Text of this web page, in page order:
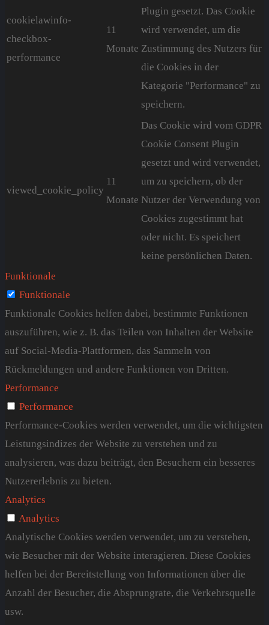
cookielawinfo-
checkbox-
performance
11
Monate
Plugin gesetzt. Das Cookie
wird verwendet, um die
Zustimmung des Nutzers für
die Cookies in der
Kategorie "Performance" zu
speichern.
viewed_cookie_policy
11
Monate
Das Cookie wird vom GDPR
Cookie Consent Plugin
gesetzt und wird verwendet,
um zu speichern, ob der
Nutzer der Verwendung von
Cookies zugestimmt hat
oder nicht. Es speichert
keine persönlichen Daten.
Funktionale
Funktionale
Funktionale Cookies helfen dabei, bestimmte Funktionen
auszuführen, wie z. B. das Teilen von Inhalten der Website
auf Social-Media-Plattformen, das Sammeln von
Rückmeldungen und andere Funktionen von Dritten.
Performance
Performance
Performance-Cookies werden verwendet, um die wichtigsten
Leistungsindizes der Website zu verstehen und zu
analysieren, was dazu beiträgt, den Besuchern ein besseres
Nutzererlebnis zu bieten.
Analytics
Analytics
Analytische Cookies werden verwendet, um zu verstehen,
wie Besucher mit der Website interagieren. Diese Cookies
helfen bei der Bereitstellung von Informationen über die
Anzahl der Besucher, die Absprungrate, die Verkehrsquelle
usw.